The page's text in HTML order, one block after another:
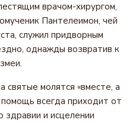
врачом-хирургом,
Пантелеимон, чей
служил придворным
однажды возвратив к
молятся «вместе, а
всегда приходит от
и исцелении